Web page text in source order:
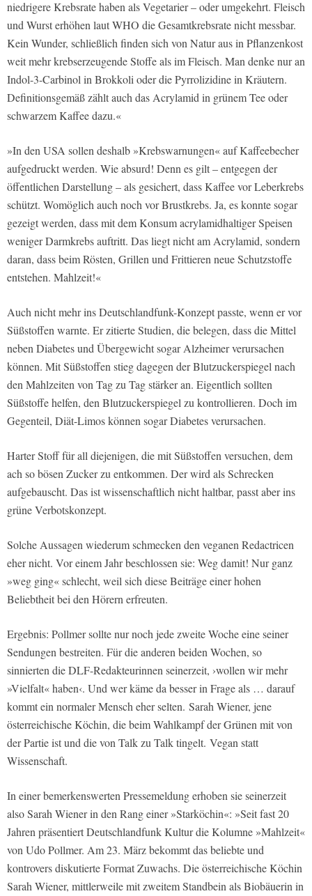
niedrigere Krebsrate haben als Vegetarier – oder umgekehrt. Fleisch
und Wurst erhöhen laut WHO die Gesamtkrebsrate nicht messbar.
Kein Wunder, schließlich finden sich von Natur aus in Pflanzenkost
weit mehr krebserzeugende Stoffe als im Fleisch. Man denke nur an
Indol-3-Carbinol in Brokkoli oder die Pyrrolizidine in Kräutern.
Definitionsgemäß zählt auch das Acrylamid in grünem Tee oder
schwarzem Kaffee dazu.«
»In den USA sollen deshalb »Krebswarnungen« auf Kaffeebecher
aufgedruckt werden. Wie absurd! Denn es gilt – entgegen der
öffentlichen Darstellung – als gesichert, dass Kaffee vor Leberkrebs
schützt. Womöglich auch noch vor Brustkrebs. Ja, es konnte sogar
gezeigt werden, dass mit dem Konsum acrylamidhaltiger Speisen
weniger Darmkrebs auftritt. Das liegt nicht am Acrylamid, sondern
daran, dass beim Rösten, Grillen und Frittieren neue Schutzstoffe
entstehen. Mahlzeit!«
Auch nicht mehr ins Deutschlandfunk-Konzept passte, wenn er vor
Süßstoffen warnte. Er zitierte Studien, die belegen, dass die Mittel
neben Diabetes und Übergewicht sogar Alzheimer verursachen
können. Mit Süßstoffen stieg dagegen der Blutzuckerspiegel nach
den Mahlzeiten von Tag zu Tag stärker an. Eigentlich sollten
Süßstoffe helfen, den Blutzuckerspiegel zu kontrollieren. Doch im
Gegenteil, Diät-Limos können sogar Diabetes verursachen.
Harter Stoff für all diejenigen, die mit Süßstoffen versuchen, dem
ach so bösen Zucker zu entkommen. Der wird als Schrecken
aufgebauscht. Das ist wissenschaftlich nicht haltbar, passt aber ins
grüne Verbotskonzept.
Solche Aussagen wiederum schmecken den veganen Redactricen
eher nicht. Vor einem Jahr beschlossen sie: Weg damit! Nur ganz
»weg ging« schlecht, weil sich diese Beiträge einer hohen
Beliebtheit bei den Hörern erfreuten.
Ergebnis: Pollmer sollte nur noch jede zweite Woche eine seiner
Sendungen bestreiten. Für die anderen beiden Wochen, so
sinnierten die DLF-Redakteurinnen seinerzeit, ›wollen wir mehr
»Vielfalt« haben‹. Und wer käme da besser in Frage als … darauf
kommt ein normaler Mensch eher selten. Sarah Wiener, jene
österreichische Köchin, die beim Wahlkampf der Grünen mit von
der Partie ist und die von Talk zu Talk tingelt. Vegan statt
Wissenschaft.
In einer bemerkenswerten Pressemeldung erhoben sie seinerzeit
also Sarah Wiener in den Rang einer »Starköchin«: »Seit fast 20
Jahren präsentiert Deutschlandfunk Kultur die Kolumne »Mahlzeit«
von Udo Pollmer. Am 23. März bekommt das beliebte und
kontrovers diskutierte Format Zuwachs. Die österreichische Köchin
Sarah Wiener, mittlerweile mit zweitem Standbein als Biobäuerin in